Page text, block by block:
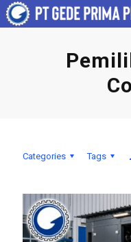
Categories Tags